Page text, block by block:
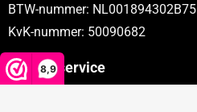
8,9
BTW-nummer: NL001894302B75
KvK-nummer: 50090682
Klantenservice